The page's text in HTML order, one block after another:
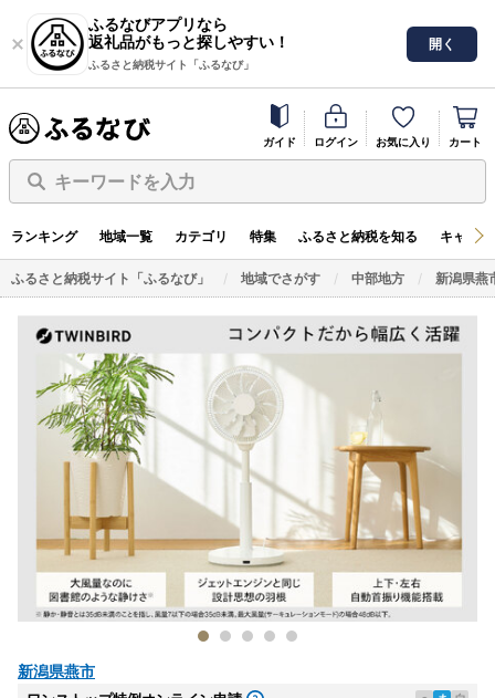
ふるなびアプリなら
返礼品がもっと探しやすい！
ふるさと納税サイト「ふるなび」
開く
ガイド ログイン お気に入り カート
キーワードを入力
ランキング 地域一覧 カテゴリ 特集 ふるさと納税を知る キャン
ふるさと納税サイト「ふるなび」 地域でさがす 中部地方 新潟県燕
新潟県燕市